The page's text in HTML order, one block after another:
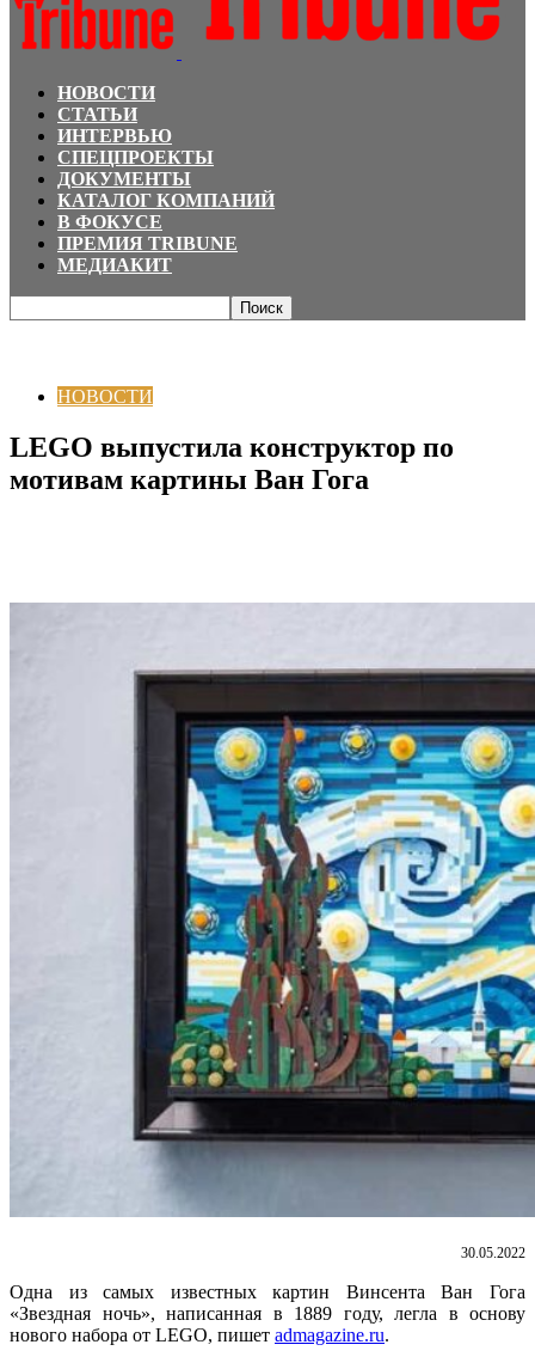
НОВОСТИ
СТАТЬИ
ИНТЕРВЬЮ
СПЕЦПРОЕКТЫ
ДОКУМЕНТЫ
КАТАЛОГ КОМПАНИЙ
В ФОКУСЕ
ПРЕМИЯ TRIBUNE
МЕДИАКИТ
НОВОСТИ
LEGO выпустила конструктор по
мотивам картины Ван Гога
30.05.2022
Одна из самых известных картин Винсента Ван Гога
«Звездная ночь», написанная в 1889 году, легла в основу
нового набора от LEGO, пишет admagazine.ru.